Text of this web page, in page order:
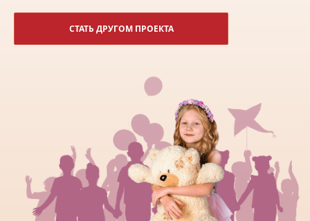
СТАТЬ ДРУГОМ ПРОЕКТА